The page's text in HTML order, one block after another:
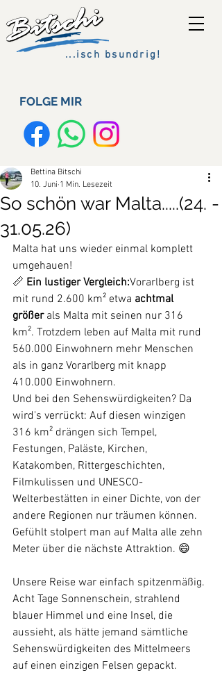
...isch bsundrig!
FOLGE MIR
So schön war Malta.....(24. -
31.05.26)
Bettina Bitschi
10. Juni 1 Min. Lesezeit
Malta hat uns wieder einmal komplett
umgehauen!
📏 Ein lustiger Vergleich:Vorarlberg ist
mit rund 2.600 km² etwa achtmal
größer als Malta mit seinen nur 316
km². Trotzdem leben auf Malta mit rund
560.000 Einwohnern mehr Menschen
als in ganz Vorarlberg mit knapp
410.000 Einwohnern.
Und bei den Sehenswürdigkeiten? Da
wird's verrückt: Auf diesen winzigen
316 km² drängen sich Tempel,
Festungen, Paläste, Kirchen,
Katakomben, Rittergeschichten,
Filmkulissen und UNESCO-
Welterbestätten in einer Dichte, von der
andere Regionen nur träumen können.
Gefühlt stolpert man auf Malta alle zehn
Meter über die nächste Attraktion. 😄
Unsere Reise war einfach spitzenmäßig.
Acht Tage Sonnenschein, strahlend
blauer Himmel und eine Insel, die
aussieht, als hätte jemand sämtliche
Sehenswürdigkeiten des Mittelmeers
auf einen einzigen Felsen gepackt.